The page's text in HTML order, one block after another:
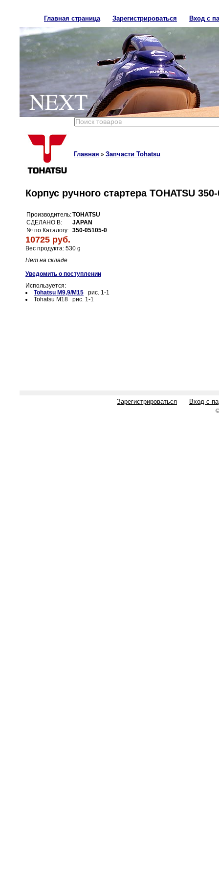
Главная страница Зарегистрироваться Вход с
NEXT
Главная » Запчасти Tohatsu
Корпус ручного стартера TOHATSU
Производитель:TOHATSU
СДЕЛАНО В:
JAPAN
№ по Каталогу: 350-05105-0
10725 руб.
Вес продукта: 530 g
Нет на складе
Уведомить о поступлении
Используется:
Tohatsu M9,9/M15 рис. 1-1
Tohatsu M18 рис. 1-1
Зарегистрироваться Вход с